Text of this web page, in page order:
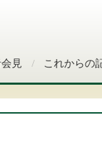
見 これからの